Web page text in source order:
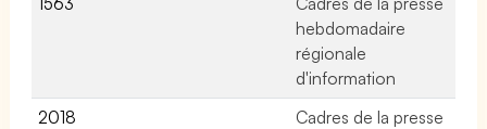
hebdomadaire
régionale
d'information
2018
Cadres de la presse